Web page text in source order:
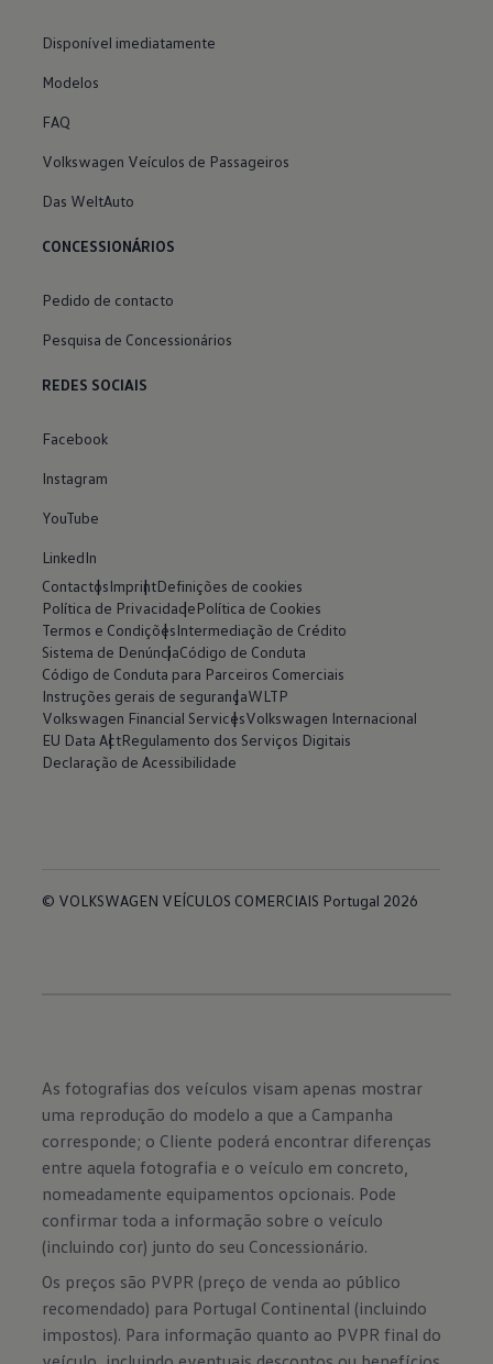
Disponível imediatamente
Modelos
FAQ
Volkswagen Veículos de Passageiros
Das WeltAuto
CONCESSIONÁRIOS
Pedido de contacto
Pesquisa de Concessionários
REDES SOCIAIS
Facebook
Instagram
YouTube
LinkedIn
ContactosImprintDefinições de cookies
Política de PrivacidadePolítica de Cookies
Termos e CondiçõesIntermediação de Crédito
Sistema de DenúnciaCódigo de Conduta
Código de Conduta para Parceiros Comerciais
Instruções gerais de segurançaWLTP
Volkswagen Financial ServicesVolkswagen Internacional
EU Data ActRegulamento dos Serviços Digitais
Declaração de Acessibilidade
© VOLKSWAGEN VEÍCULOS COMERCIAIS Portugal 2026
As fotografias dos veículos visam apenas mostrar
uma reprodução do modelo a que a Campanha
corresponde; o Cliente poderá encontrar diferenças
entre aquela fotografia e o veículo em concreto,
nomeadamente equipamentos opcionais. Pode
confirmar toda a informação sobre o veículo
(incluindo cor) junto do seu Concessionário.
Os preços são PVPR (preço de venda ao público
recomendado) para Portugal Continental (incluindo
impostos). Para informação quanto ao PVPR final do